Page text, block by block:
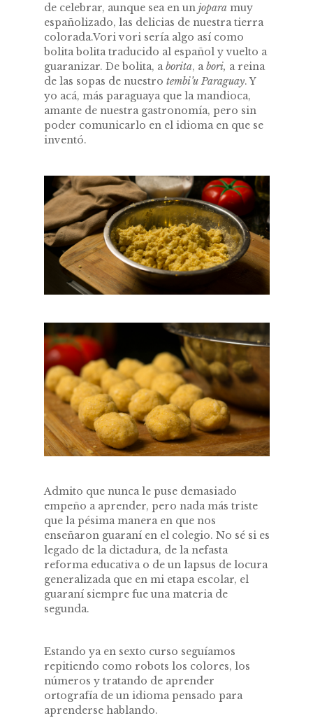
de celebrar, aunque sea en un jopara muy
españolizado, las delicias de nuestra tierra
colorada.Vori vori sería algo así como
bolita bolita traducido al español y vuelto a
guaranizar. De bolita, aborita, abori, a reina
de las sopas de nuestro tembi’u Paraguay. Y
yo acá, más paraguaya que la mandioca,
amante de nuestra gastronomía, pero sin
poder comunicarlo en el idioma en que se
inventó.
Admito que nunca le puse demasiado
empeño a aprender, pero nada más triste
que la pésima manera en que nos
enseñaron guaraní en el colegio. No sé si es
legado de la dictadura, de la nefasta
reforma educativa o de un lapsus de locura
generalizada que en mi etapa escolar, el
guaraní siempre fue una materia de
segunda.
Estando ya en sexto curso seguíamos
repitiendo como robots los colores, los
números y tratando de aprender
ortografía de un idioma pensado para
aprenderse hablando.